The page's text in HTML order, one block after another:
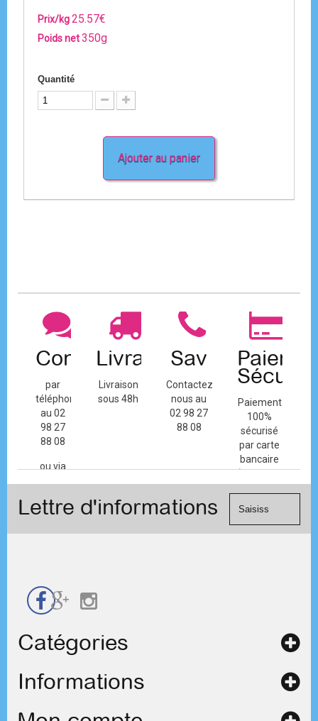
Prix/kg25.57€
Poids net350g
Quantité
Ajouter au panier
Contact
par
téléphone
au 02
98 27
88 08
ou via
de
Livraison
Livraison
sous 48h
Sav
Contactez-
nous au
02 98 27
88 08
Paiement
100%
sécurisé
par carte
bancaire
(Mastercard,
Visa, ...) et
Lettre d'informations
Catégories
Informations